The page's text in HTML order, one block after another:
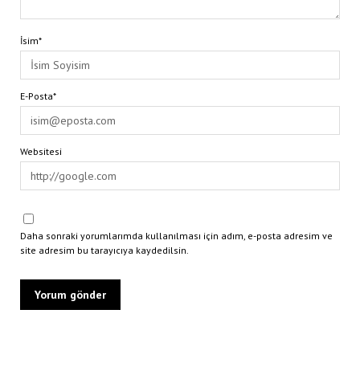
İsim*
E-Posta*
Websitesi
Daha sonraki yorumlarımda kullanılması için adım, e-posta adresim ve
site adresim bu tarayıcıya kaydedilsin.